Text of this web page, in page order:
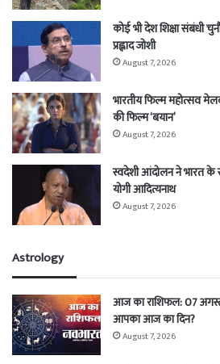
कोई भी देश शिक्षा संबंधी
प्रह्लाद जोशी
August 7, 2026
भारतीय फिल्म महोत्सव
की फिल्म ‘बयान’
August 7, 2026
स्वदेशी आंदोलन ने भारत के
योगी आदित्यनाथ
August 7, 2026
Astrology
आज का राशिफल: 07
आपका आज का दिन?
August 7, 2026